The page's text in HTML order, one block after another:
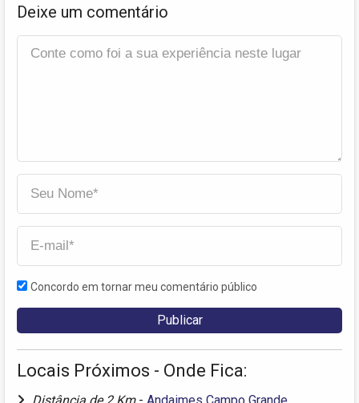
Deixe um comentário
Concordo em tornar meu comentário público
Locais Próximos - Onde Fica:
Distância de 2 Km - Andaimes Campo Grande